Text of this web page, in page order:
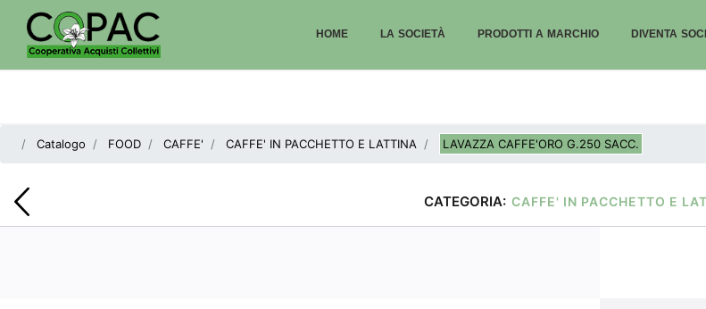
HOME LA SOCIETÀ PRODOTTI A MARCHIO DIVENTA
Catalogo FOOD CAFFE' CAFFE' IN PACCHETTO E LATTINA LAVAZZA CAFFE'ORO G.250 SACC.
CATEGORIA: CAFFE' IN PACCHETTO E